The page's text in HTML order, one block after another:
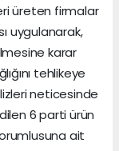
üreten firmalar
uygulanarak,
karar
tehlikeye
neticesinde
6 parti ürün
ait